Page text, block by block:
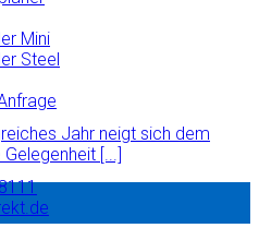
Mini
Steel
Jahr neigt sich dem
[...]